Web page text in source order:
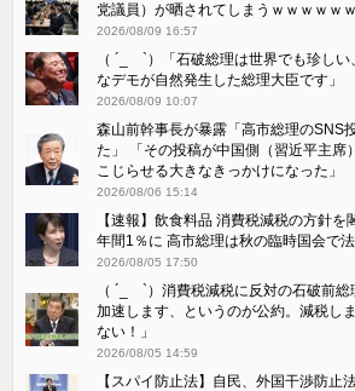
党議員）が晒されてしまうｗｗｗｗｗｗ
2026/08/09 16:57
（ ´_ゝ`）「石破総理は世界でも珍し
なデモが自然発生した総理大臣です」
2026/08/09 10:07
森山前幹事長が暴露「高市総理のSNS
た」 「その投稿が中国側（習近平主席
こじらせる大きなきっかけになった」
2026/08/06 15:14
【速報】飲食料品 消費税減税の方針
年間1％に 高市総理は秋の臨時国会で
2026/08/05 17:50
（ ´_ゝ`）消費税減税に反対の石破前
加速します、というのが公約。減税し
ない！」
2026/08/05 14:59
【スパイ防止法】自民、外国干渉防